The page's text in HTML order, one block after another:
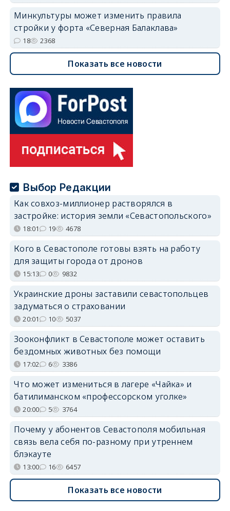
Минкультуры может изменить правила
стройки у форта «Северная Балаклава»
18 2368
Показать все новости
Выбор Редакции
Как совхоз-миллионер растворялся в
застройке: история земли «Севастопольского»
18:01 19 4678
Кого в Севастополе готовы взять на работу
для защиты города от дронов
15:13 0 9832
Украинские дроны заставили севастопольцев
задуматься о страховании
20:01 10 5037
Зооконфликт в Севастополе может оставить
бездомных животных без помощи
17:02 6 3386
Что может измениться в лагере «Чайка» и
батилиманском «профессорском уголке»
20:00 5 3764
Почему у абонентов Севастополя мобильная
связь вела себя по-разному при утреннем
блэкауте
13:00 16 6457
Показать все новости